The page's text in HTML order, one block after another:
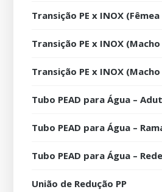
Transição PE x INOX (Fêmea
Transição PE x INOX (Macho
Transição PE x INOX
Tubo PEAD para Água –
Tubo PEAD para Água –
Tubo PEAD para Água –
União de Redução PP